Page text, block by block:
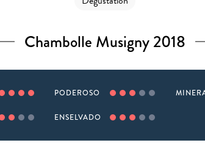
Chambolle Musigny 2018
PODEROSO
ENSELVADO